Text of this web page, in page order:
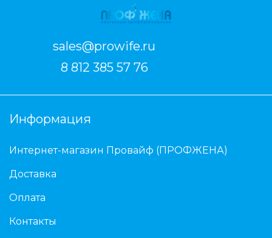
sales@prowife.ru
8 812 385 57 76
Информация
Интернет-магазин Провайф (ПРОФЖЕНА)
Доставка
Оплата
Контакты